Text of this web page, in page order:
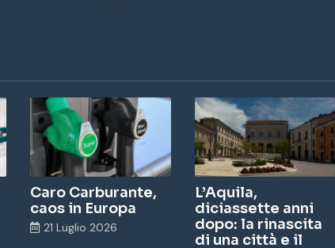
m
Caro Carburante,
caos in Europa
21 Luglio 2026
L’Aquila,
diciassette anni
dopo: la rinascita
di una città e il